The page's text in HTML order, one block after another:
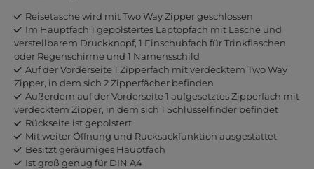
Reisetasche wird mit Two Way Zipper geschlossen
Im Hauptfach 1 gepolstertes Laptopfach mit Lasche und
verstellbarem Druckknopf, 1 Einschubfach für Trinkflaschen
oder Regenschirme und 1 Namensschild
Auf der Vorderseite 1 Zipperfach mit verdecktem Two Way
Zipper, in dem sich 2 Zipperfächer befinden
Außerdem auf der Vorderseite 1 aufgesetztes Zipperfach mit
verdecktem Zipper, in dem sich 1 Schlüsselfinder befindet
Rückseite ist gepolstert
Mit weiter Öffnung und Rucksackfunktion ausgestattet
Besitzt geräumiges Hauptfach
Ist groß genug für DIN A4